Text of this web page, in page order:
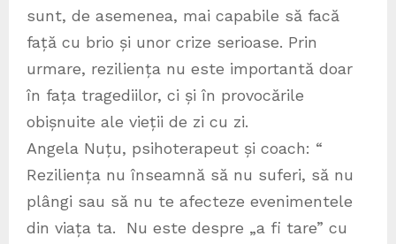
sunt, de asemenea, mai capabile să facă
față cu brio și unor crize serioase. Prin
urmare, reziliența nu este importantă doar
în fața tragediilor, ci și în provocările
obișnuite ale vieții de zi cu zi.
Angela Nuțu, psihoterapeut și coach: “
Reziliența nu înseamnă să nu suferi, să nu
plângi sau să nu te afecteze evenimentele
din viața ta. Nu este despre „a fi tare” cu